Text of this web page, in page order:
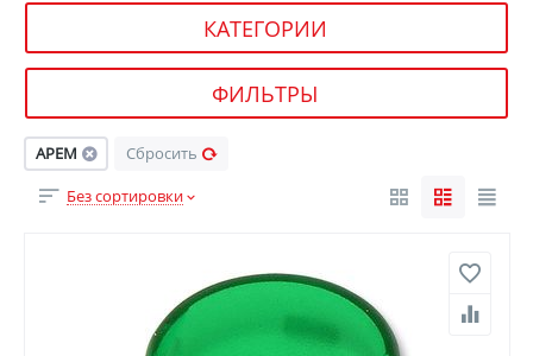
КАТЕГОРИИ
ФИЛЬТРЫ
APEM
Сбросить
Без сортировки